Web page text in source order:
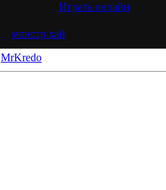
Играть онлайн
монстр хай
MrKredo